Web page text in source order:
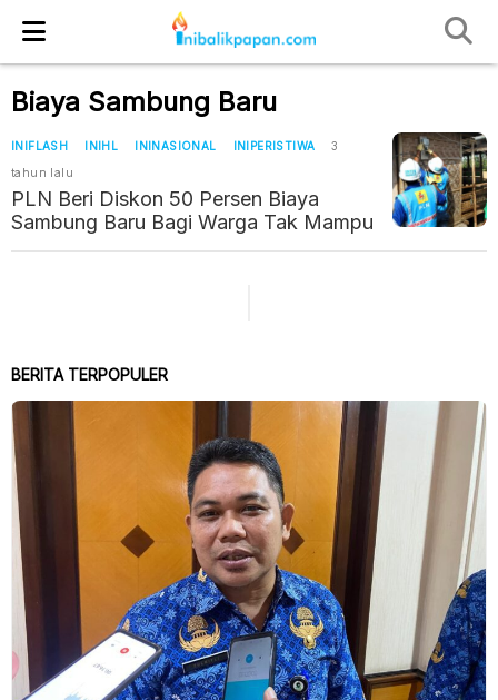
Biaya Sambung Baru
INIFLASH INIHL ININASIONAL INIPERISTIWA
3
tahun lalu
PLN Beri Diskon 50 Persen Biaya
Sambung Baru Bagi Warga Tak Mampu
BERITA TERPOPULER